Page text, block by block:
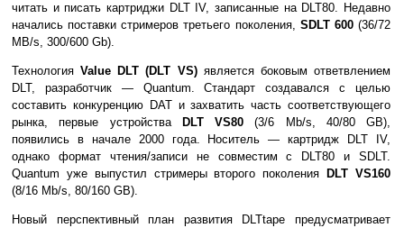
читать и писать картриджи DLT IV, записанные на DLT80. Недавно
начались поставки стримеров третьего поколения, SDLT 600(36/72
MB/s, 300/600 Gb).
ТехнологияValue DLT (DLT VS)является боковым ответвлением
DLT, разработчик — Quantum. Стандарт создавался с целью
составить конкуренцию DAT и захватить часть соответствующего
рынка, первые устройства
DLT VS80 (3/6 Mb/s, 40/80 GB),
появились в начале 2000 года. Носитель — картридж DLT IV,
однако формат чтения/записи не совместим с DLT80 и SDLT.
Quantum уже выпустил стримеры второго поколения
DLT VS160
(8/16 Mb/s, 80/160 GB).
Новый перспективный план развития DLTtape предусматривает